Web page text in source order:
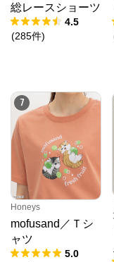
総レースショーツ
4.5
(285件)
7
Honeys
mofusand／Ｔシ
ャツ
5.0